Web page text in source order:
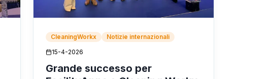
CleaningWorkx
Notizie internazionali
15-4-2026
Grande successo per